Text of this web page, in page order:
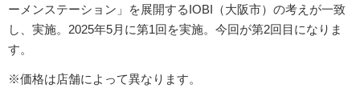
ーメンステーション」を展開するIOBI（大阪市）の考えが一致
し、実施。2025年5月に第1回を実施。今回が第2回目になりま
す。
※価格は店舗によって異なります。